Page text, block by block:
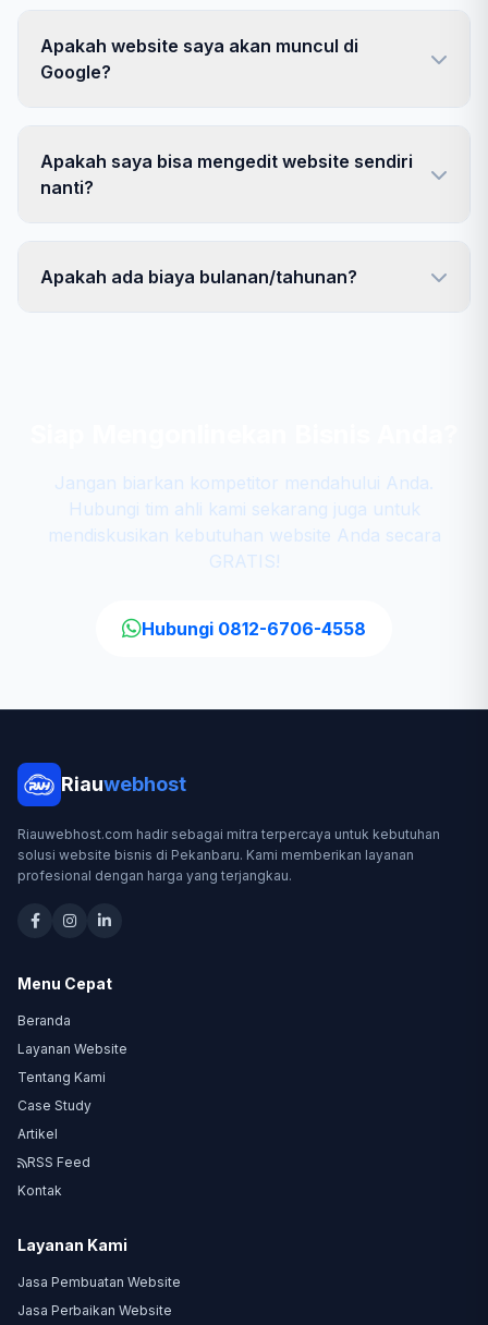
Apakah website saya akan muncul di
Google?
Apakah saya bisa mengedit website sendiri
nanti?
Apakah ada biaya bulanan/tahunan?
Jangan biarkan kompetitor mendahului Anda.
Hubungi tim ahli kami sekarang juga untuk
mendiskusikan kebutuhan website Anda secara
GRATIS!
Hubungi 0812-6706-4558
Riauwebhost
Riauwebhost.com hadir sebagai mitra terpercaya untuk kebutuhan
solusi website bisnis di Pekanbaru. Kami memberikan layanan
profesional dengan harga yang terjangkau.
Menu Cepat
Beranda
Layanan Website
Tentang Kami
Case Study
Artikel
RSS Feed
Kontak
Layanan Kami
Jasa Pembuatan Website
Jasa Perbaikan Website